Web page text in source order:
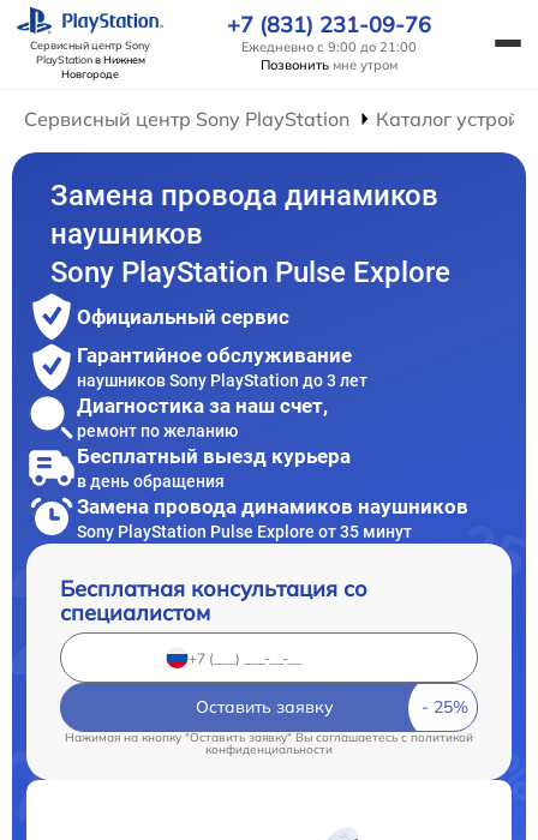
Сервисный центр Sony
PlayStationв Нижнем
Новгороде
+7 (831) 231-09-76
Ежедневно с 9:00 до 21:00
Позвонить мне утром
Сервисный центр Sony PlayStation Каталог
Замена провода динамиков
наушников
Sony PlayStation Pulse Explore
Официальный сервис
Гарантийное обслуживание
наушников Sony PlayStation до 3 лет
Диагностика за наш счет,
ремонт по желанию
Бесплатный выезд курьера
в день обращения
Замена провода динамиков наушников
Sony PlayStation Pulse Explore от 35 минут
Бесплатная консультация со
специалистом
Оставить заявку
Нажимая на кнопку "Оставить заявку" Вы соглашаетесь cполитикой
конфиденциальности